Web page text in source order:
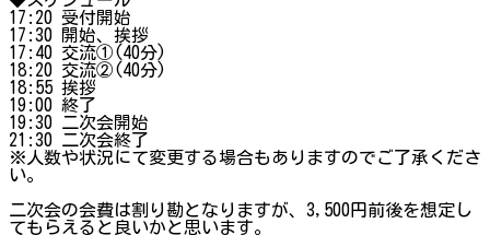
17:20 受付開始
17:30 開始、挨拶
17:40 交流①(40分)
18:20 交流②(40分)
18:55 挨拶
19:00 終了
19:30 二次会開始
21:30 二次会終了
※人数や状況にて変更する場合もありますのでご了承くださ
い。
二次会の会費は割り勘となりますが、3,500円前後を想定し
てもらえると良いかと思います。